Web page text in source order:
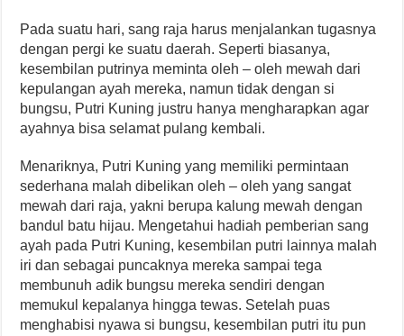
Pada suatu hari, sang raja harus menjalankan tugasnya
dengan pergi ke suatu daerah. Seperti biasanya,
kesembilan putrinya meminta oleh – oleh mewah dari
kepulangan ayah mereka, namun tidak dengan si
bungsu, Putri Kuning justru hanya mengharapkan agar
ayahnya bisa selamat pulang kembali.
Menariknya, Putri Kuning yang memiliki permintaan
sederhana malah dibelikan oleh – oleh yang sangat
mewah dari raja, yakni berupa kalung mewah dengan
bandul batu hijau. Mengetahui hadiah pemberian sang
ayah pada Putri Kuning, kesembilan putri lainnya malah
iri dan sebagai puncaknya mereka sampai tega
membunuh adik bungsu mereka sendiri dengan
memukul kepalanya hingga tewas. Setelah puas
menghabisi nyawa si bungsu, kesembilan putri itu pun